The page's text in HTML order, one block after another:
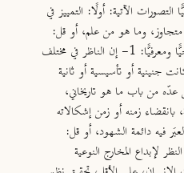
التصورات الآتية:أولًا: التمييز في
متجاوز، وما هو من علم، أو قل:
من مقدمات علم النظر التفسيري منهجيًّا ومعرفيًّا: 1- إن الناظر في مختلف
جنينية أو تأسيسية أو ثانية
عدّه من باب ما هو تاريخاني،
بانقضاء زمنه أو زمن إشكالاته
فيه دائمة الشهود، أو قل:
لإبداع المخارج النوعية